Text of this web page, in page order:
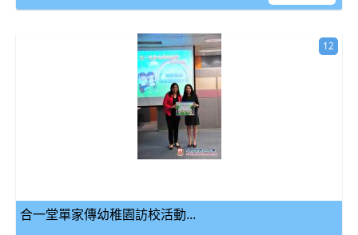
合一堂單家傳幼稚園訪校活動...
12